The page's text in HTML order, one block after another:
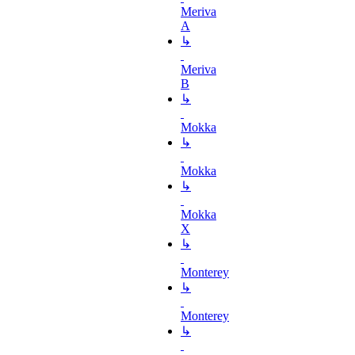
Meriva
A
↳
Meriva
B
↳
Mokka
↳
Mokka
↳
Mokka
X
↳
Monterey
↳
Monterey
↳